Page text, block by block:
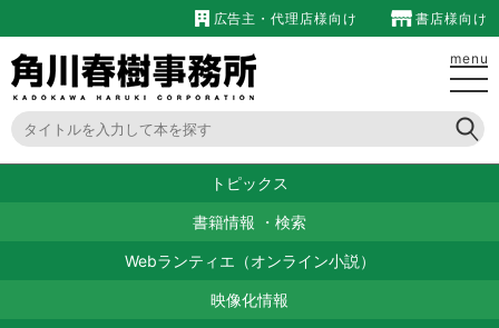
広告主・代理店様向け 書店様向け
menu
トピックス
書籍情報 ・ 検索
Webランティエ（オンライン小説）
映像化情報